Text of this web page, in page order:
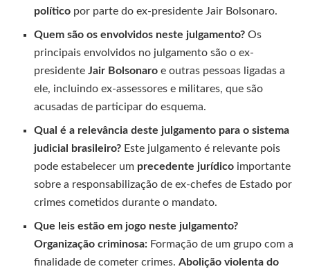
político por parte do ex-presidente Jair Bolsonaro.
Quem são os envolvidos neste julgamento? Os
principais envolvidos no julgamento são o ex-
presidenteJair Bolsonaro e outras pessoas ligadas a
ele, incluindo ex-assessores e militares, que são
acusadas de participar do esquema.
Qual é a relevância deste julgamento para o sistema
judicial brasileiro? Este julgamento é relevante pois
pode estabelecer um precedente jurídico importante
sobre a responsabilização de ex-chefes de Estado por
crimes cometidos durante o mandato.
Que leis estão em jogo neste julgamento?
Organização criminosa: Formação de um grupo com a
finalidade de cometer crimes.Abolição violenta do